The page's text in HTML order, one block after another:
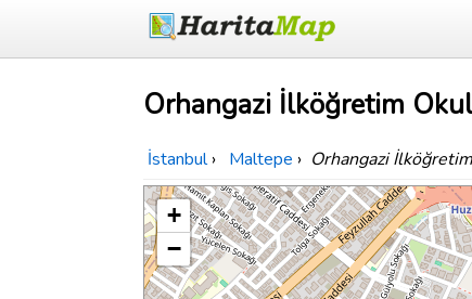
Orhangazi İlköğretim
İstanbul › Maltepe › Orhangazi
+
−